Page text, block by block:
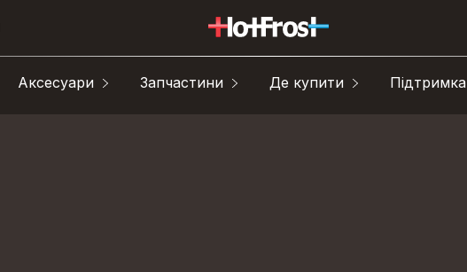
Аксесуари Запчастини Де купити Підтримка